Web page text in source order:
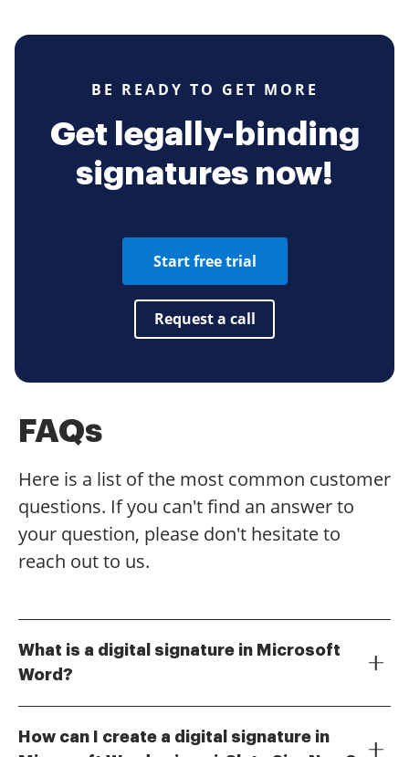
BE READY TO GET MORE
Get legally-binding
signatures now!
Start free trial
Request a call
FAQs
Here is a list of the most common customer
questions. If you can't find an answer to
your question, please don't hesitate to
reach out to us.
What is a digital signature in Microsoft
Word?
ensures the authenticity and integrity of the
How can I create a digital signature in